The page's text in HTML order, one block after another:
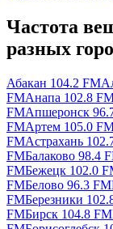
Частота
разных
Абакан 104.2 FM
FMАнапа 102.8
FMАпшеронск
FMАртем 105.0
FMАстрахань
FMБалаково 98.4
FMБежецк 102.0
FMБелово 96.3 FM
FMБерезники
FMБирск 104.8 FM